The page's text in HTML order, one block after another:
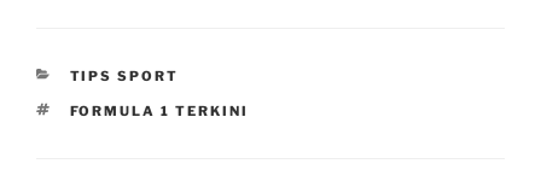
CATEGORIES
TIPS SPORT
TAGS
FORMULA 1 TERKINI